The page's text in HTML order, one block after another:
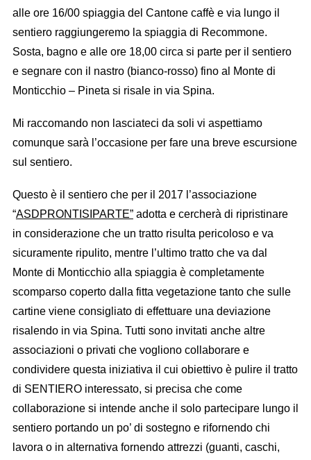
alle ore 16/00 spiaggia del Cantone caffè e via lungo il
sentiero raggiungeremo la spiaggia di Recommone.
Sosta, bagno e alle ore 18,00 circa si parte per il sentiero
e segnare con il nastro (bianco-rosso) fino al Monte di
Monticchio – Pineta si risale in via Spina.
Mi raccomando non lasciateci da soli vi aspettiamo
comunque sarà l’occasione per fare una breve escursione
sul sentiero.
Questo è il sentiero che per il 2017 l’associazione
“ASDPRONTISIPARTE”adotta e cercherà di ripristinare
in considerazione che un tratto risulta pericoloso e va
sicuramente ripulito, mentre l’ultimo tratto che va dal
Monte di Monticchio alla spiaggia è completamente
scomparso coperto dalla fitta vegetazione tanto che sulle
cartine viene consigliato di effettuare una deviazione
risalendo in via Spina. Tutti sono invitati anche altre
associazioni o privati che vogliono collaborare e
condividere questa iniziativa il cui obiettivo è pulire il tratto
di SENTIERO interessato, si precisa che come
collaborazione si intende anche il solo partecipare lungo il
sentiero portando un po’ di sostegno e rifornendo chi
lavora o in alternativa fornendo attrezzi (guanti, caschi,